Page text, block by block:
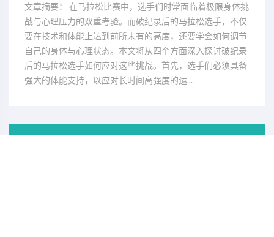
文章摘要： 在马拉松比赛中，选手们时常面临着极限身体挑
战与心理压力的双重考验。而破纪录后的马拉松选手，不仅
要在技术和体能上达到前所未有的高度，还要学会如何调节
自己的身体与心理状态。本文将从四个方面深入探讨破纪录
后的马拉松选手如何应对这些挑战。首先，选手们必须具备
强大的体能支持，以应对长时间高强度的运...